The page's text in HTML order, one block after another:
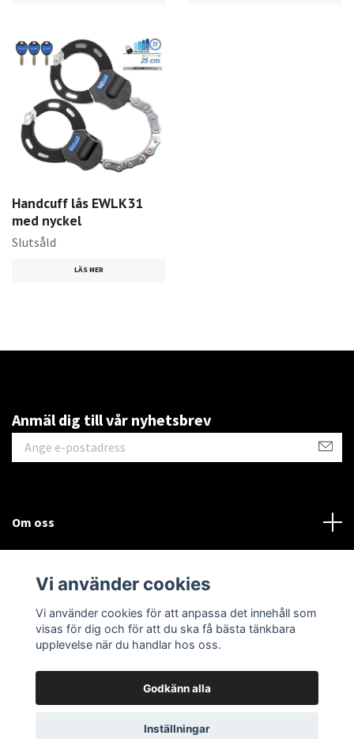
Handcuff lås EWLK31
med nyckel
Slutsåld
LÄS MER
Anmäl dig till vår nyhetsbrev
Om oss
Läs mer
© 2026 DinKick
Vi använder cookies
Vi använder cookies för att anpassa det innehåll som
visas för dig och för att du ska få bästa tänkbara
upplevelse när du handlar hos oss.
Godkänn alla
Inställningar